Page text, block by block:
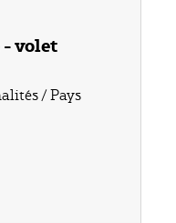
volet
/ Pays